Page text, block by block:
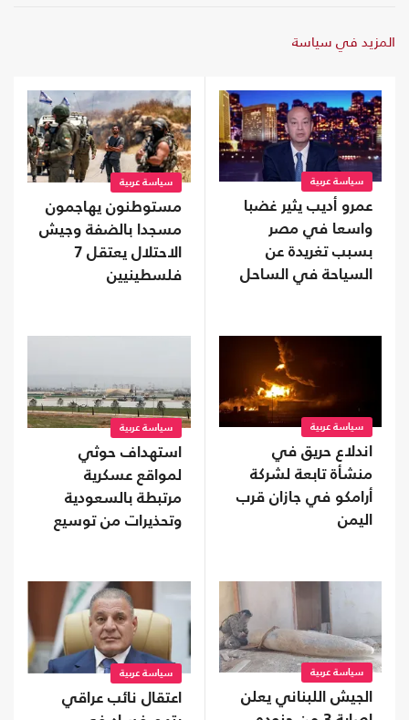
المزيد في سياسة
سياسة عربية
عمرو أديب يثير غضبا
واسعا في مصر
بسبب تغريدة عن
السياحة في الساحل
سياسة عربية
مستوطنون يهاجمون
مسجدا بالضفة وجيش
الاحتلال يعتقل 7
فلسطينيين
سياسة عربية
اندلاع حريق في
منشأة تابعة لشركة
أرامكو في جازان قرب
اليمن
سياسة عربية
استهداف حوثي
لمواقع عسكرية
مرتبطة بالسعودية
وتحذيرات من توسيع
سياسة عربية
الجيش اللبناني يعلن
سياسة عربية
اعتقال نائب عراقي